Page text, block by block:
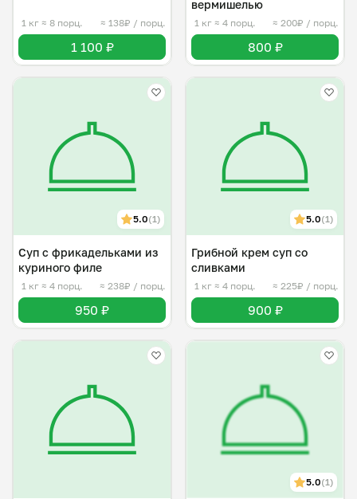
1 кг ≈ 8 порц. ≈ 138₽ / порц.
1 100 ₽
вермишелью
1 кг ≈ 4 порц. ≈ 200₽ / порц.
800 ₽
5.0(1)
Суп с фрикадельками из
куриного филе
1 кг ≈ 4 порц. ≈ 238₽ / порц.
950 ₽
5.0(1)
Грибной крем суп со
сливками
1 кг ≈ 4 порц. ≈ 225₽ / порц.
900 ₽
5.0(1)